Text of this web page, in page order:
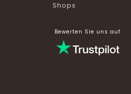
Shops
Bewerten Sie uns auf